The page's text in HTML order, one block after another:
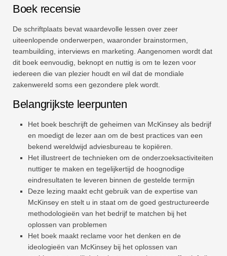
Boek recensie
De schriftplaats bevat waardevolle lessen over zeer
uiteenlopende onderwerpen, waaronder brainstormen,
teambuilding, interviews en marketing. Aangenomen wordt dat
dit boek eenvoudig, beknopt en nuttig is om te lezen voor
iedereen die van plezier houdt en wil dat de mondiale
zakenwereld soms een gezondere plek wordt.
Belangrijkste leerpunten
Het boek beschrijft de geheimen van McKinsey als bedrijf
en moedigt de lezer aan om de best practices van een
bekend wereldwijd adviesbureau te kopiëren.
Het illustreert de technieken om de onderzoeksactiviteiten
nuttiger te maken en tegelijkertijd de hoognodige
eindresultaten te leveren binnen de gestelde termijn
Deze lezing maakt echt gebruik van de expertise van
McKinsey en stelt u in staat om de goed gestructureerde
methodologieën van het bedrijf te matchen bij het
oplossen van problemen
Het boek maakt reclame voor het denken en de
ideologieën van McKinsey bij het oplossen van